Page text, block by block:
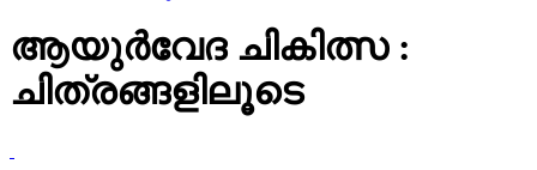
ആയുർവേദ ചികിത്സ :
ചിത്രങ്ങളിലൂടെ